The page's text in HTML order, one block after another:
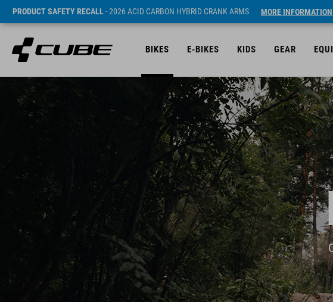
PRODUCT SAFETY RECALL- 2026 ACID CARBON HYBRID CRANK ARMS MORE INFORMATION
BIKES E-BIKES KIDS GEAR